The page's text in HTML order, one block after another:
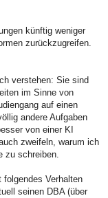
künftig weniger
zurückzugreifen.
verstehen: Sie sind
im Sinne von
auf einen
andere Aufgaben
von einer KI
zweifeln, warum ich
zu schreiben.
Verhalten
seinen DBA (über